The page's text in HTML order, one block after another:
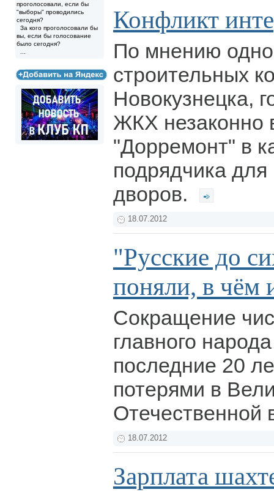
проголосовали, если бы
"выборы" проводились
сегодня?
За кого проголосовали бы
вы, если бы голосование
было сегодня?
Конфликт
По мнению
строительных
Новокузнецка,
ЖКХ
"Дорремонт" в
подрядчика
дворов.
18.07.2012
"Русские до
поняли, в чём
Сокращение
главного
последние 20
потерями в
Отечественной
18.07.2012
Зарплата